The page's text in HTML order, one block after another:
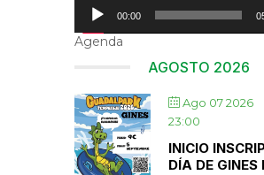
00:00
Agenda
AGOSTO 2026
Ago 07 2026
23:00
INICIO
DÍA DE GINES